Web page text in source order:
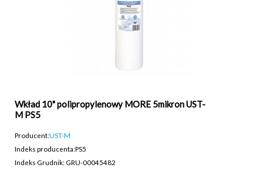
Wkład 10" polipropylenowy MORE 5mikron UST-
M PS5
Producent:UST-M
Indeks producenta:PS5
Indeks Grudnik: GRU-00045482